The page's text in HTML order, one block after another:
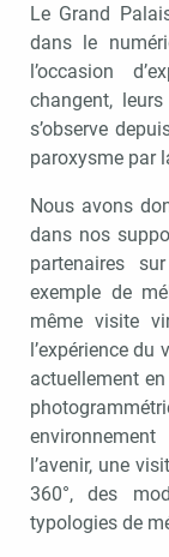
Le Grand
dans le
l’occasion
changent,
s’observe
paroxysme par
Nous avons
dans nos
partenaires
exemple de
même visite
l’expérience du
actuellement
l’avenir, une
360°, des
typologies de